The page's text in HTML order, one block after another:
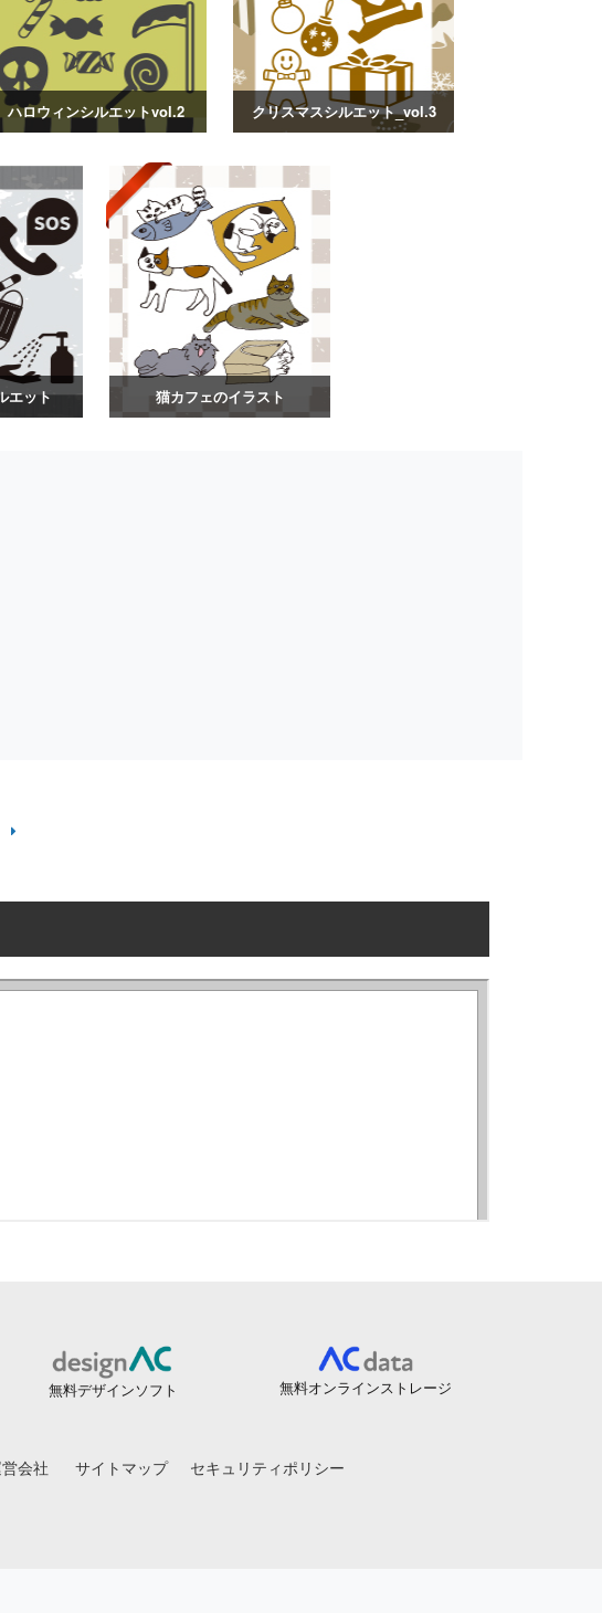
ハロウィンシルエットvol.2 クリスマスシルエット_vol.3
エット 猫カフェのイラスト
無料デザインソフト 無料オンラインストレージ
会社 サイトマップ セキュリティポリシー